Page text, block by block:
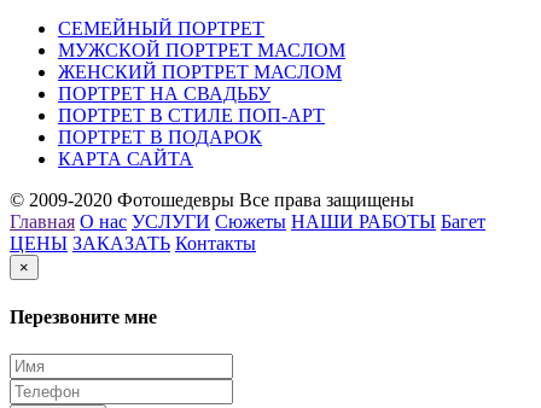
СЕМЕЙНЫЙ ПОРТРЕТ
МУЖСКОЙ ПОРТРЕТ МАСЛОМ
ЖЕНСКИЙ ПОРТРЕТ МАСЛОМ
ПОРТРЕТ НА СВАДЬБУ
ПОРТРЕТ В СТИЛЕ ПОП-АРТ
ПОРТРЕТ В ПОДАРОК
КАРТА САЙТА
© 2009-2020 Фотошедевры Все права защищены
Главная О нас УСЛУГИ Сюжеты НАШИ РАБОТЫ Багет
ЦЕНЫ ЗАКАЗАТЬ Контакты
×
Перезвоните мне